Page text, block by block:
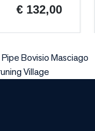
€ 132,00
Bovisio Masciago
Village